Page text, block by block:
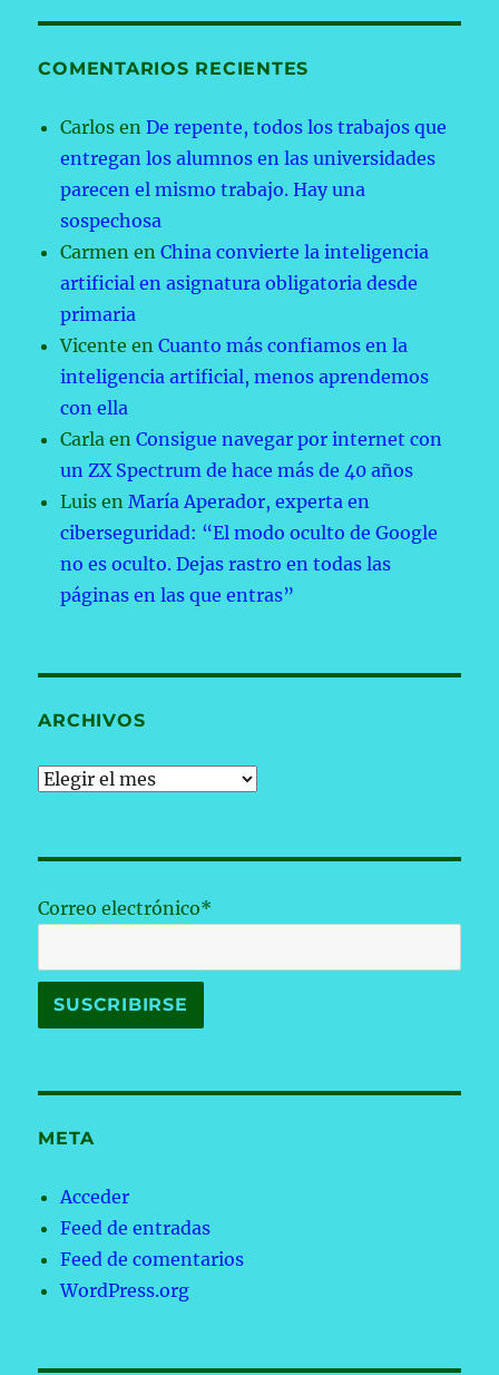
COMENTARIOS RECIENTES
Carlos enDe repente, todos los trabajos que
entregan los alumnos en las universidades
parecen el mismo trabajo. Hay una
sospechosa
Carmen enChina convierte la inteligencia
artificial en asignatura obligatoria desde
primaria
Vicente enCuanto más confiamos en la
inteligencia artificial, menos aprendemos
con ella
Carla enConsigue navegar por internet con
un ZX Spectrum de hace más de 40 años
Luis enMaría Aperador, experta en
ciberseguridad: “El modo oculto de Google
no es oculto. Dejas rastro en todas las
páginas en las que entras”
ARCHIVOS
Archivos
Correo electrónico*
META
Acceder
Feed de entradas
Feed de comentarios
WordPress.org